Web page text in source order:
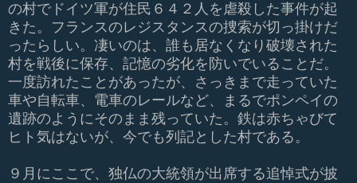
の村でドイツ軍が住民６４２人を虐殺した事件が起
きた。フランスのレジスタンスの捜索が切っ掛けだ
ったらしい。凄いのは、誰も居なくなり破壊された
村を戦後に保存、記憶の劣化を防いでいることだ。
一度訪れたことがあったが、さっきまで走っていた
車や自転車、電車のレールなど、まるでポンペイの
遺跡のようにそのまま残っていた。鉄は赤ちゃびて
ヒト気はないが、今でも列記とした村である。
９月にここで、独仏の大統領が出席する追悼式が披